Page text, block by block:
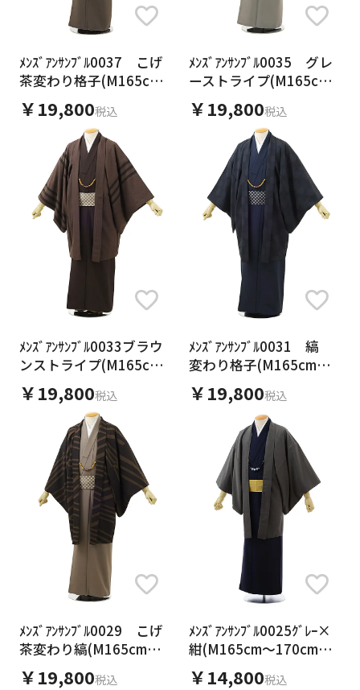
ﾒﾝｽﾞｱﾝｻﾝﾌﾞﾙ0037 こげ
茶変わり格子(M165cm
～170cm対応)
￥19,800税込
ﾒﾝｽﾞｱﾝｻﾝﾌﾞﾙ0035 グレ
ーストライプ(M165cm
～170cm対応)
￥19,800税込
ﾒﾝｽﾞｱﾝｻﾝﾌﾞﾙ0033ブラウ
ンストライプ(M165cm
～170cm対応)
￥19,800税込
ﾒﾝｽﾞｱﾝｻﾝﾌﾞﾙ0031 縞
変わり格子(M165cm～
170cm対応)
￥19,800税込
ﾒﾝｽﾞｱﾝｻﾝﾌﾞﾙ0029 こげ
茶変わり縞(M165cm～
170cm対応)
￥19,800税込
ﾒﾝｽﾞｱﾝｻﾝﾌﾞﾙ0025ｸﾞﾚｰ×
紺(M165cm～170cm対
応)
￥14,800税込